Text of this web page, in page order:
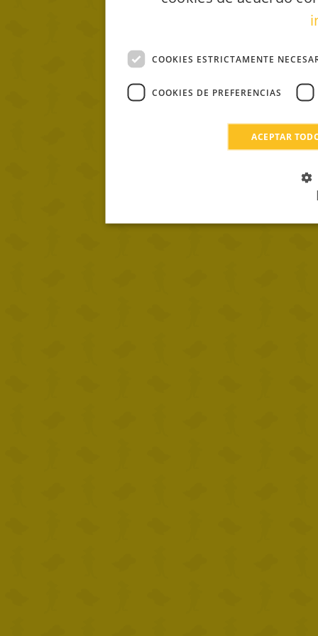
COOKIES ESTRICTAMENTE
COOKIES DE PREFERENCIAS
ACEPTAR